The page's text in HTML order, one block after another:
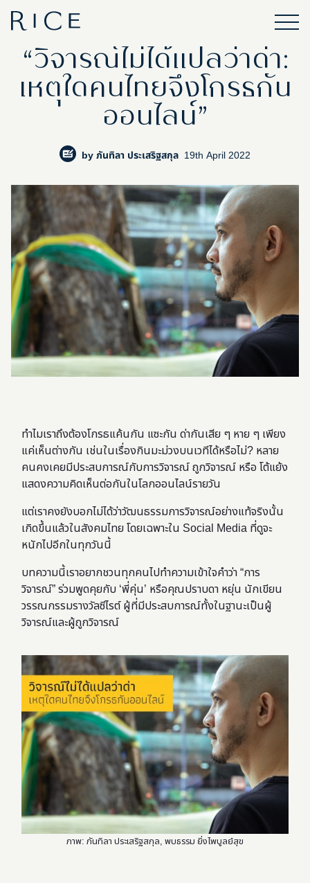
“วิจารณ์ไม่ได้แปลว่าด่า:
เหตุใดคนไทยจึงโกรธกัน
ออนไลน์”
byภันทิลา ประเสริฐสกุล 19th April 2022
ทำไมเราถึงต้องโกรธแค้นกัน แซะกัน ด่ากันเสีย ๆ หาย ๆ เพียง
แค่เห็นต่างกัน เช่นในเรื่องกินมะม่วงบนเวทีได้หรือไม่? หลาย
คนคงเคยมีประสบการณ์กับการวิจารณ์ ถูกวิจารณ์ หรือ โต้แย้ง
แสดงความคิดเห็นต่อกันในโลกออนไลน์รายวัน
แต่เราคงยังบอกไม่ได้ว่าวัฒนธรรมการวิจารณ์อย่างแท้จริงนั้น
เกิดขึ้นแล้วในสังคมไทย โดยเฉพาะใน Social Media ที่ดูจะ
หนักไปอีกในทุกวันนี้
บทความนี้เราอยากชวนทุกคนไปทำความเข้าใจคำว่า “การ
วิจารณ์” ร่วมพูดคุยกับ ‘พี่คุ่น’ หรือคุณปราบดา หยุ่น นักเขียน
วรรณกรรมรางวัลซีไรต์ ผู้ที่มีประสบการณ์ทั้งในฐานะเป็นผู้
วิจารณ์และผู้ถูกวิจารณ์
ภาพ: ภันทิลา ประเสริฐสกุล, พบธรรม ยิ่งไพบูลย์สุข